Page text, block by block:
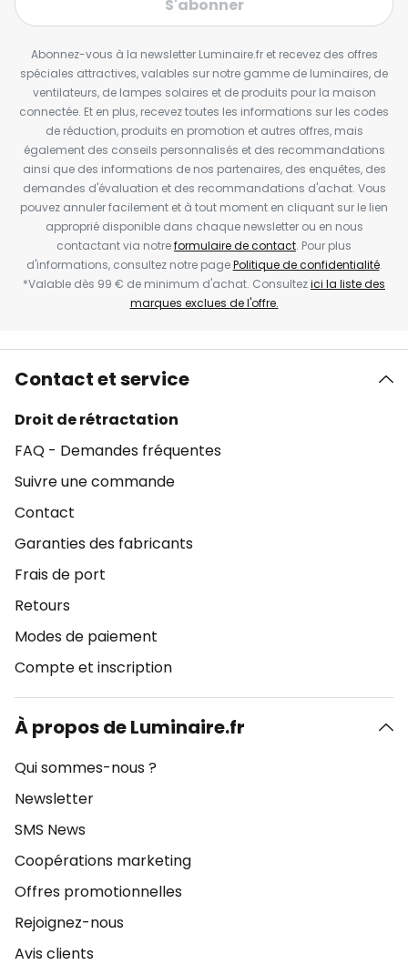
S'abonner
Abonnez-vous à la newsletter Luminaire.fr et recevez des offres
spéciales attractives, valables sur notre gamme de luminaires, de
ventilateurs, de lampes solaires et de produits pour la maison
connectée. Et en plus, recevez toutes les informations sur les codes
de réduction, produits en promotion et autres offres, mais
également des conseils personnalisés et des recommandations
ainsi que des informations de nos partenaires, des enquêtes, des
demandes d'évaluation et des recommandations d'achat. Vous
pouvez annuler facilement et à tout moment en cliquant sur le lien
approprié disponible dans chaque newsletter ou en nous
contactant via notreformulaire de contact. Pour plus
d'informations, consultez notre pagePolitique de confidentialité.
*Valable dès 99 € de minimum d'achat. Consultezici la liste des
marques exclues de l'offre.
Contact et service
Droit de rétractation
FAQ - Demandes fréquentes
Suivre une commande
Contact
Garanties des fabricants
Frais de port
Retours
Modes de paiement
Compte et inscription
À propos de Luminaire.fr
Qui sommes-nous ?
Newsletter
SMS News
Coopérations marketing
Offres promotionnelles
Rejoignez-nous
Avis clients